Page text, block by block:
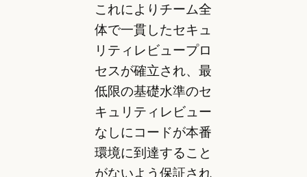
これによりチーム全
体で一貫したセキュ
リティレビュープロ
セスが確立され、最
低限の基礎水準のセ
キュリティレビュー
なしにコードが本番
環境に到達すること
がないよう保証され